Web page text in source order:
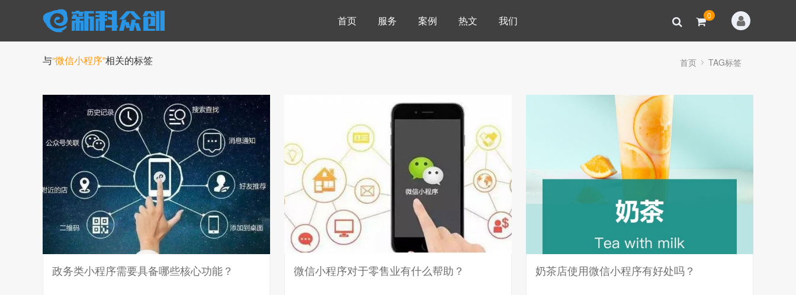
首页 服务 案例 热文 我们 0
与“微信小程序”相关的标签 首页 TAG标签
政务类小程序需要具备哪些核心功能？ 微信小程序对于零售业有什么帮助？ 奶茶店使用微信小程序有好处吗？